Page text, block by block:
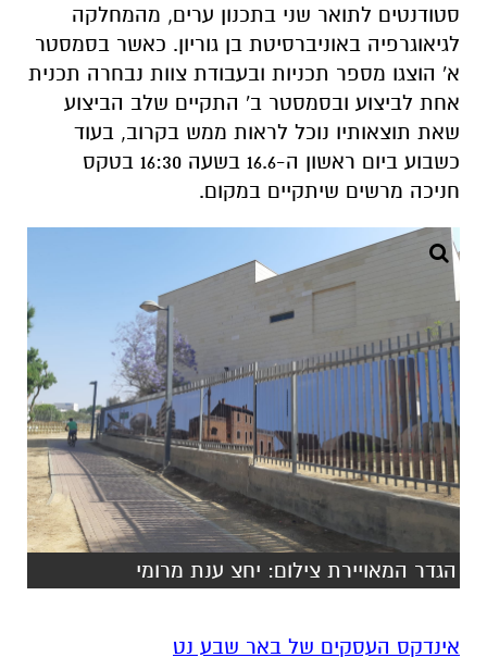
סטודנטים לתואר שני בתכנון ערים, מהמחלקה
לגיאוגרפיה באוניברסיטת בן גוריון. כאשר בסמסטר
א' הוצגו מספר תכניות ובעבודת צוות נבחרה תכנית
אחת לביצוע ובסמסטר ב' התקיים שלב הביצוע
שאת תוצאותיו נוכל לראות ממש בקרוב, בעוד
כשבוע ביום ראשון ה-16.6 בשעה 16:30 בטקס
חניכה מרשים שיתקיים במקום.
הגדר המאויירת צילום: יחצ ענת מרומי
אינדקס העסקים של באר שבע נט